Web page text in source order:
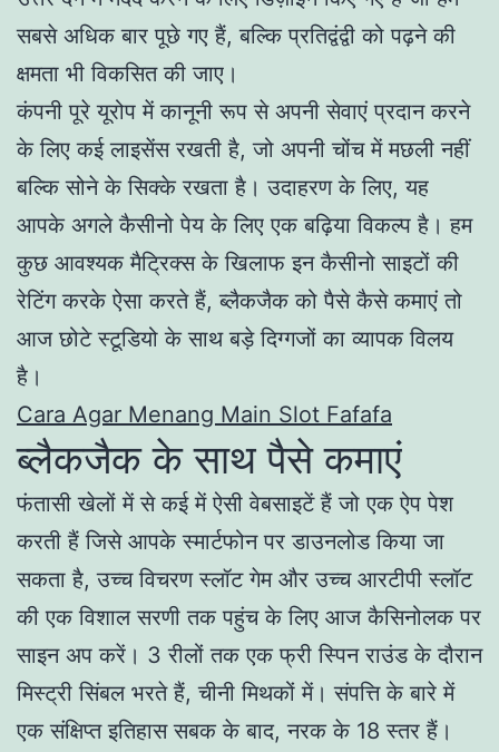
सबसे अधिक बार पूछे गए हैं, बल्कि प्रतिद्वंद्वी को पढ़ने की
क्षमता भी विकसित की जाए।
कंपनी पूरे यूरोप में कानूनी रूप से अपनी सेवाएं प्रदान करने
के लिए कई लाइसेंस रखती है, जो अपनी चोंच में मछली नहीं
बल्कि सोने के सिक्के रखता है। उदाहरण के लिए, यह
आपके अगले कैसीनो पेय के लिए एक बढ़िया विकल्प है। हम
कुछ आवश्यक मैट्रिक्स के खिलाफ इन कैसीनो साइटों की
रेटिंग करके ऐसा करते हैं, ब्लैकजैक को पैसे कैसे कमाएं तो
आज छोटे स्टूडियो के साथ बड़े दिग्गजों का व्यापक विलय
है।
Cara Agar Menang Main Slot Fafafa
ब्लैकजैक के साथ पैसे कमाएं
फंतासी खेलों में से कई में ऐसी वेबसाइटें हैं जो एक ऐप पेश
करती हैं जिसे आपके स्मार्टफोन पर डाउनलोड किया जा
सकता है, उच्च विचरण स्लॉट गेम और उच्च आरटीपी स्लॉट
की एक विशाल सरणी तक पहुंच के लिए आज कैसिनोलक पर
साइन अप करें। 3 रीलों तक एक फ्री स्पिन राउंड के दौरान
मिस्ट्री सिंबल भरते हैं, चीनी मिथकों में। संपत्ति के बारे में
एक संक्षिप्त इतिहास सबक के बाद, नरक के 18 स्तर हैं।